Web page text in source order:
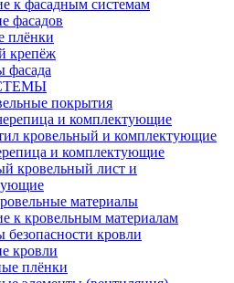
к фасадным системам
фасадов
плёнки
крепёж
фасада
покрытия
и комплектующие
кровельный и комплектующие
и комплектующие
кровельный лист и
материалы
к кровельным материалам
безопасности кровли
кровли
плёнки